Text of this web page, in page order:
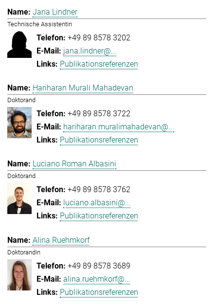
Jana Lindner
Technische Assistentin
+49 89 8578 3202
jana.lindner@...
Publikationsreferenzen
Hariharan Murali Mahadevan
Doktorand
+49 89 8578 3722
hariharan.muralimahadevan@...
Publikationsreferenzen
Luciano Roman Albasini
Doktorand
+49 89 8578 3762
luciano.albasini@...
Publikationsreferenzen
Alina Ruehmkorf
Doktorandin
+49 89 8578 3689
alina.ruehmkorf@...
Publikationsreferenzen